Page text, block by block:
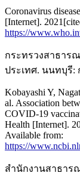
Coronavirus
[Internet].
https://
กระทรวงสาธาร
ประเทศ. นนทบุรี:
Kobayashi Y,
al. Association
COVID-19
Health [Internet].
Available from:
https://
สำนักงานสาธาร